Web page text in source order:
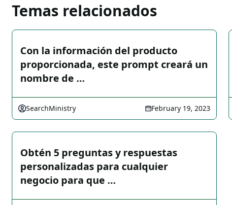
Temas relacionados
Con la información del producto
proporcionada, este prompt creará un
nombre de …
SearchMinistry February 19, 2023
Obtén 5 preguntas y respuestas
personalizadas para cualquier
negocio para que …